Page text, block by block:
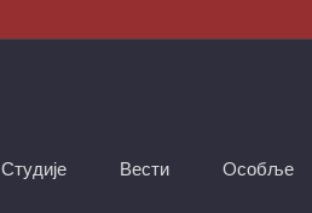
Студије Вести Oсобље